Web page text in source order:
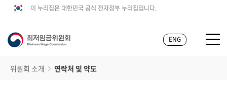
이 누리집은 대한민국 공식 전자정부 누리집입니다.
ENG
위원회 소개 연락처 및 약도